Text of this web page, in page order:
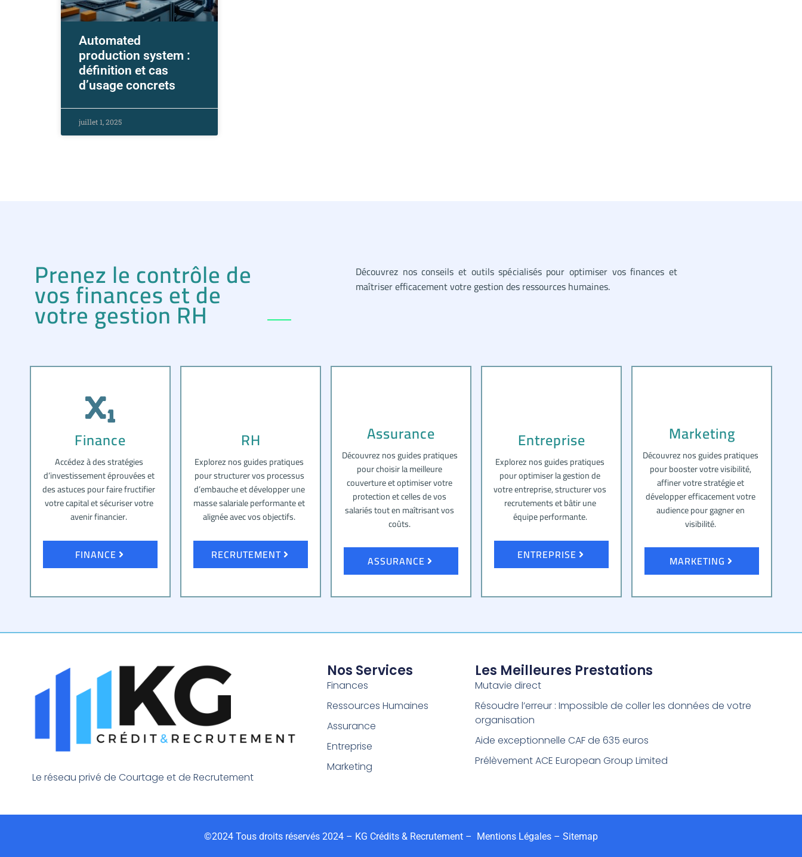
Automated
production system :
définition et cas
d’usage concrets
juillet 1, 2025
Prenez le contrôle de
vos finances et de
votre gestion RH
Découvrez nos conseils et outils spécialisés pour optimiser vos finances et
maîtriser efficacement votre gestion des ressources humaines.
Finance
Accédez à des stratégies
d’investissement éprouvées et
des astuces pour faire fructifier
votre capital et sécuriser votre
avenir financier.
FINANCE
RH
Explorez nos guides pratiques
pour structurer vos processus
d’embauche et développer une
masse salariale performante et
alignée avec vos objectifs.
RECRUTEMENT
Assurance
Découvrez nos guides pratiques
pour choisir la meilleure
couverture et optimiser votre
protection et celles de vos
salariés tout en maîtrisant vos
coûts.
ASSURANCE
Entreprise
Explorez nos guides pratiques
pour optimiser la gestion de
votre entreprise, structurer vos
recrutements et bâtir une
équipe performante.
ENTREPRISE
Marketing
Découvrez nos guides pratiques
pour booster votre visibilité,
affiner votre stratégie et
développer efficacement votre
audience pour gagner en
visibilité.
MARKETING
Le réseau privé de Courtage et de Recrutement
Nos Services
Finances
Ressources Humaines
Assurance
Entreprise
Marketing
Les Meilleures Prestations
Mutavie direct
Résoudre l’erreur : Impossible de coller les données de votre
organisation
Aide exceptionnelle CAF de 635 euros
Prélèvement ACE European Group Limited
©2024 Tous droits réservés 2024 – KG Crédits & Recrutement – Mentions Légales – Sitemap